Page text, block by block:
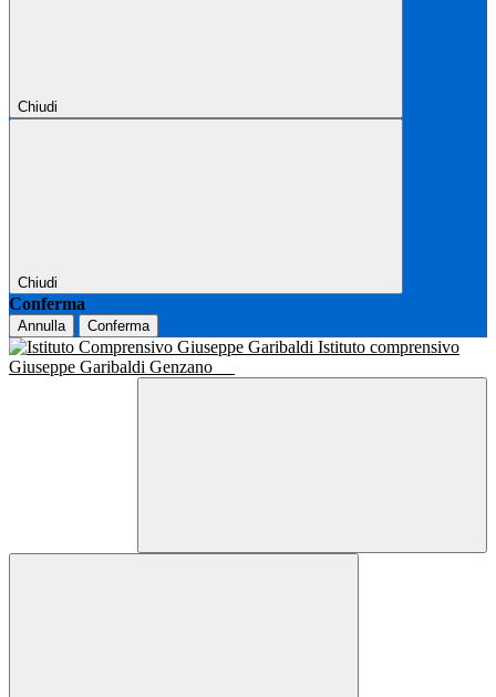
Chiudi
Chiudi
Conferma
Annulla Conferma
Istituto comprensivo
Giuseppe Garibaldi Genzano